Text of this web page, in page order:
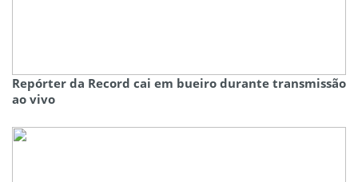
Repórter da Record cai em bueiro durante transmissão
ao vivo